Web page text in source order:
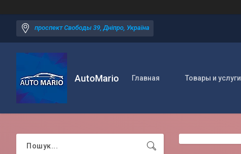
проспект Свободы 39, Дніпро, Україна
AutoMario Главная Товары и услуги